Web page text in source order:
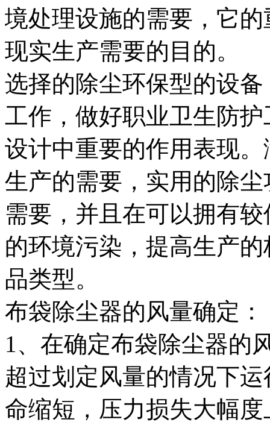
境处理设施的需要，它
现实生产需要的目的。
选择的除尘环保型的设
工作，做好职业卫生防
设计中重要的作用表现
生产的需要，实用的除
需要，并且在可以拥有
的环境污染，提高生产
品类型。
布袋除尘器的风量确定：
1、在确定布袋除尘器的
超过划定风量的情况下
命缩短，压力损失大幅